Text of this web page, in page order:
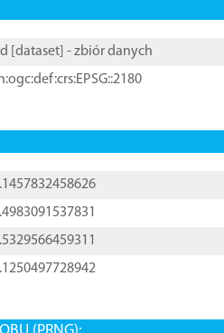
[ dataset ] - zbiór danych